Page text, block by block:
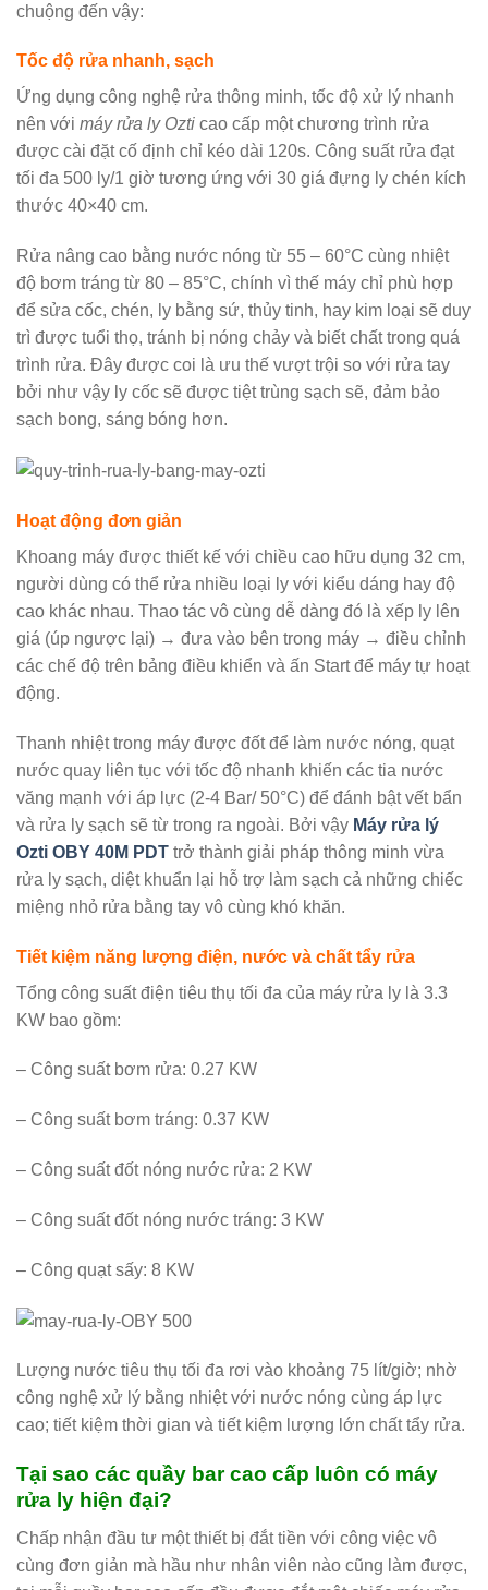
chuộng đến vậy:
Tốc độ rửa nhanh, sạch
Ứng dụng công nghệ rửa thông minh, tốc độ xử lý nhanh
nên với máy rửa ly Ozti cao cấp một chương trình rửa
được cài đặt cố định chỉ kéo dài 120s. Công suất rửa đạt
tối đa 500 ly/1 giờ tương ứng với 30 giá đựng ly chén kích
thước 40×40 cm.
Rửa nâng cao bằng nước nóng từ 55 – 60°C cùng nhiệt
độ bơm tráng từ 80 – 85°C, chính vì thế máy chỉ phù hợp
để sửa cốc, chén, ly bằng sứ, thủy tinh, hay kim loại sẽ duy
trì được tuổi thọ, tránh bị nóng chảy và biết chất trong quá
trình rửa. Đây được coi là ưu thế vượt trội so với rửa tay
bởi như vậy ly cốc sẽ được tiệt trùng sạch sẽ, đảm bảo
sạch bong, sáng bóng hơn.
Hoạt động đơn giản
Khoang máy được thiết kế với chiều cao hữu dụng 32 cm,
người dùng có thể rửa nhiều loại ly với kiểu dáng hay độ
cao khác nhau. Thao tác vô cùng dễ dàng đó là xếp ly lên
giá (úp ngược lại) → đưa vào bên trong máy → điều chỉnh
các chế độ trên bảng điều khiển và ấn Start để máy tự hoạt
động.
Thanh nhiệt trong máy được đốt để làm nước nóng, quạt
nước quay liên tục với tốc độ nhanh khiến các tia nước
văng mạnh với áp lực (2-4 Bar/ 50°C) để đánh bật vết bẩn
và rửa ly sạch sẽ từ trong ra ngoài. Bởi vậy Máy rửa lý
Ozti OBY 40M PDT trở thành giải pháp thông minh vừa
rửa ly sạch, diệt khuẩn lại hỗ trợ làm sạch cả những chiếc
miệng nhỏ rửa bằng tay vô cùng khó khăn.
Tiết kiệm năng lượng điện, nước và chất tẩy rửa
Tổng công suất điện tiêu thụ tối đa của máy rửa ly là 3.3
KW bao gồm:
– Công suất bơm rửa: 0.27 KW
– Công suất bơm tráng: 0.37 KW
– Công suất đốt nóng nước rửa: 2 KW
– Công suất đốt nóng nước tráng: 3 KW
– Công quạt sấy: 8 KW
Lượng nước tiêu thụ tối đa rơi vào khoảng 75 lít/giờ; nhờ
công nghệ xử lý bằng nhiệt với nước nóng cùng áp lực
cao; tiết kiệm thời gian và tiết kiệm lượng lớn chất tẩy rửa.
Tại sao các quầy bar cao cấp luôn có máy
rửa ly hiện đại?
Chấp nhận đầu tư một thiết bị đắt tiền với công việc vô
cùng đơn giản mà hầu như nhân viên nào cũng làm được,